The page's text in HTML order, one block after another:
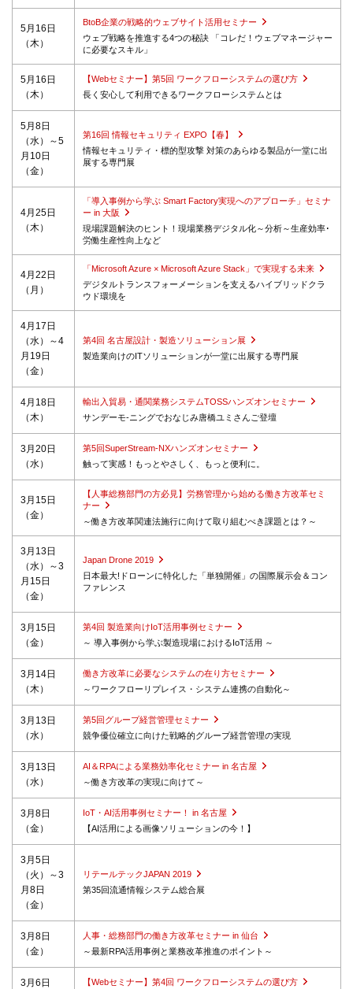
5月16日
（木）
BtoB企業の戦略的ウェブサイト活用セミナー
ウェブ戦略を推進する4つの秘訣 「コレだ！ウェブマネージャー
に必要なスキル」
5月16日
（木）
【Webセミナー】第5回 ワークフローシステムの選び方
長く安心して利用できるワークフローシステムとは
5月8日
（水）～5
月10日
（金）
第16回 情報セキュリティ EXPO【春】
情報セキュリティ・標的型攻撃 対策のあらゆる製品が一堂に出
展する専門展
4月25日
（木）
「導入事例から学ぶ Smart Factory実現へのアプローチ」セミナ
ー in 大阪
現場課題解決のヒント！現場業務デジタル化～分析～生産効率･
労働生産性向上など
4月22日
（月）
「Microsoft Azure × Microsoft Azure Stack」で実現する未来
デジタルトランスフォーメーションを支えるハイブリッドクラ
ウド環境を
4月17日
（水）～4
月19日
（金）
第4回 名古屋設計・製造ソリューション展
製造業向けのITソリューションが一堂に出展する専門展
4月18日
（木）
輸出入貿易・通関業務システムTOSSハンズオンセミナー
サンデーモ-ニングでおなじみ唐橋ユミさんご登壇
3月20日
（水）
第5回SuperStream-NXハンズオンセミナー
触って実感！もっとやさしく、もっと便利に。
3月15日
（金）
【人事総務部門の方必見】労務管理から始める働き方改革セミ
ナー
～働き方改革関連法施行に向けて取り組むべき課題とは？～
3月13日
（水）～3
月15日
（金）
Japan Drone 2019
日本最大!ドローンに特化した「単独開催」の国際展示会＆コン
ファレンス
3月15日
（金）
第4回 製造業向けIoT活用事例セミナー
～ 導入事例から学ぶ製造現場におけるIoT活用 ～
3月14日
（木）
働き方改革に必要なシステムの在り方セミナー
～ワークフローリプレイス・システム連携の自動化～
3月13日
（水）
第5回グループ経営管理セミナー
競争優位確立に向けた戦略的グループ経営管理の実現
3月13日
（水）
AI＆RPAによる業務効率化セミナー in 名古屋
～働き方改革の実現に向けて～
3月8日
（金）
IoT・AI活用事例セミナー！ in 名古屋
【AI活用による画像ソリューションの今！】
3月5日
（火）～3
月8日
（金）
リテールテックJAPAN 2019
第35回流通情報システム総合展
3月8日
（金）
人事・総務部門の働き方改革セミナー in 仙台
～最新RPA活用事例と業務改革推進のポイント～
3月6日
【Webセミナー】第4回 ワークフローシステムの選び方